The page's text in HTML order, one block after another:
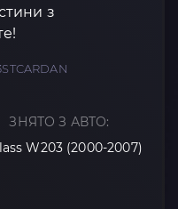
з
ЗНЯТО З АВТО:
W203 (2000-2007)